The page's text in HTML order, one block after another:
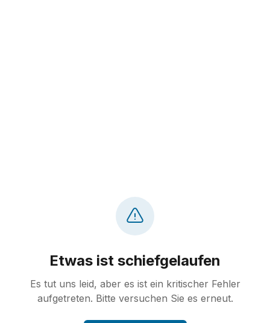
Etwas ist schiefgelaufen
Es tut uns leid, aber es ist ein kritischer Fehler
aufgetreten. Bitte versuchen Sie es erneut.